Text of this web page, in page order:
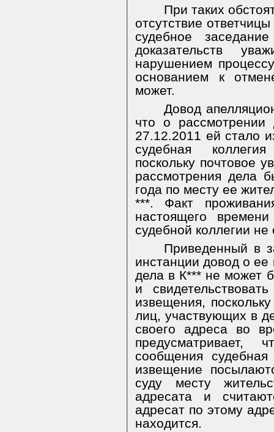
При таких
отсутствие
судебное
доказательств
нарушением
основанием к
может.
Довод
что о
27.12.2011 ей стало
судебная
поскольку почтовое
рассмотрения дела
года по месту ее
***. Факт
настоящего
судебной коллегии не
Приведенный в
инстанции довод о
дела в К*** не может
и
извещения,
лиц, участвующих в
своего адреса во
предусматривает,
сообщения
извещение
суду месту
адресата и
адресат по этому
находится.